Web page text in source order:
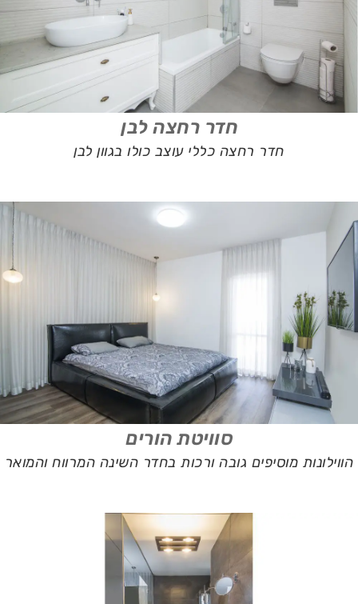
חדר רחצה לבן
חדר רחצה כללי עוצב כולו בגוון לבן
סוויטת הורים
הווילונות מוסיפים גובה ורכות בחדר השינה המרווח והמואר